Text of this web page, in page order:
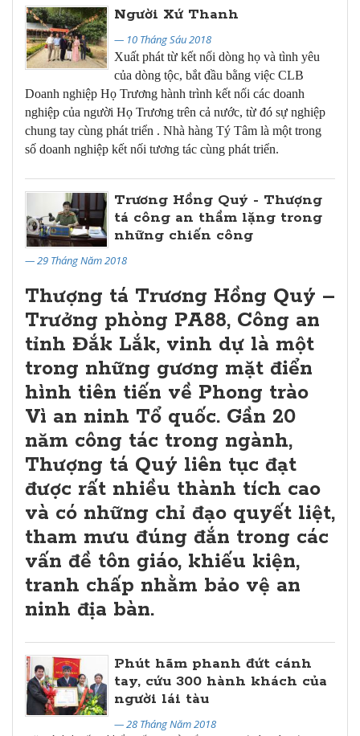
Người Xứ Thanh
— 10 Tháng Sáu 2018
Xuất phát từ kết nối dòng họ và tình yêu
của dòng tộc, bắt đầu bằng việc CLB
Doanh nghiệp Họ Trương hành trình kết nối các doanh
nghiệp của người Họ Trương trên cả nước, từ đó sự nghiệp
chung tay cùng phát triển . Nhà hàng Tý Tâm là một trong
số doanh nghiệp kết nối tương tác cùng phát triển.
Trương Hồng Quý - Thượng
tá công an thầm lặng trong
những chiến công
— 29 Tháng Năm 2018
Thượng tá Trương Hồng Quý –
Trưởng phòng PA88, Công an
tỉnh Đắk Lắk, vinh dự là một
trong những gương mặt điển
hình tiên tiến về Phong trào
Vì an ninh Tổ quốc. Gần 20
năm công tác trong ngành,
Thượng tá Quý liên tục đạt
được rất nhiều thành tích cao
và có những chỉ đạo quyết liệt,
tham mưu đúng đắn trong các
vấn đề tôn giáo, khiếu kiện,
tranh chấp nhằm bảo vệ an
ninh địa bàn.
Phút hãm phanh đứt cánh
tay, cứu 300 hành khách của
người lái tàu
— 28 Tháng Năm 2018